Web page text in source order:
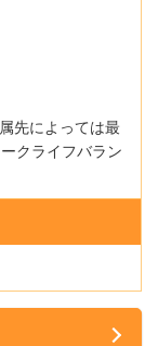
先によっては最
クライフバラン